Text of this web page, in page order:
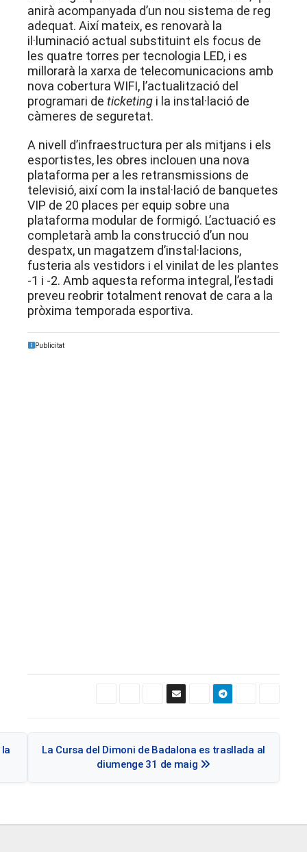
anirà acompanyada d’un nou sistema de reg
adequat. Així mateix, es renovarà la
il·luminació actual substituint els focus de
les quatre torres per tecnologia LED, i es
millorarà la xarxa de telecomunicacions amb
nova cobertura WIFI, l’actualització del
programari de ticketing i la instal·lació de
càmeres de seguretat.
A nivell d’infraestructura per als mitjans i els
esportistes, les obres inclouen una nova
plataforma per a les retransmissions de
televisió, així com la instal·lació de banquetes
VIP de 20 places per equip sobre una
plataforma modular de formigó. L’actuació es
completarà amb la construcció d’un nou
despatx, un magatzem d’instal·lacions,
fusteria als vestidors i el vinilat de les plantes
-1 i -2. Amb aquesta reforma integral, l’estadi
preveu reobrir totalment renovat de cara a la
pròxima temporada esportiva.
Publicitat
La Cursa del Dimoni de Badalona es trasllada al
diumenge 31 de maig